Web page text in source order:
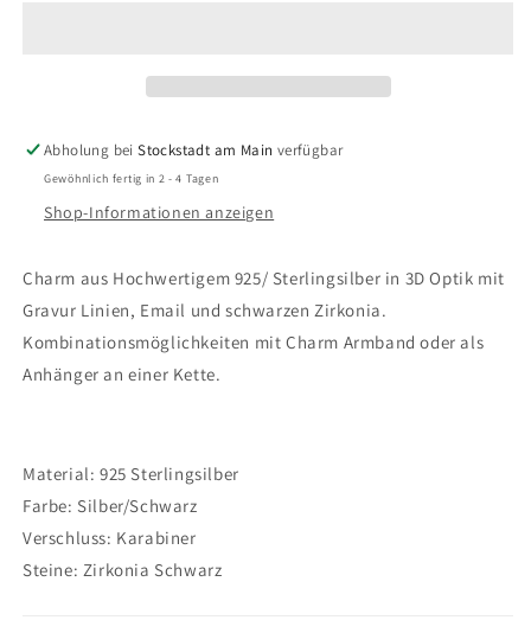
Robbe
Robbe
Abholung beiStockstadt am Main verfügbar
Gewöhnlich fertig in 2 - 4 Tagen
Shop-Informationen anzeigen
Charm aus Hochwertigem 925/ Sterlingsilber in 3D Optik mit
Gravur Linien, Email und schwarzen Zirkonia.
Kombinationsmöglichkeiten mit Charm Armband oder als
Anhänger an einer Kette.
Material: 925 Sterlingsilber
Farbe: Silber/Schwarz
Verschluss: Karabiner
Steine: Zirkonia Schwarz